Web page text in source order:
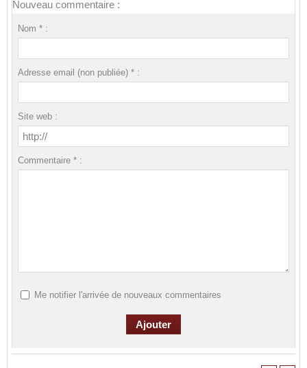
Nouveau commentaire :
Nom * :
Adresse email (non publiée) * :
Site web :
Commentaire * :
Me notifier l'arrivée de nouveaux commentaires